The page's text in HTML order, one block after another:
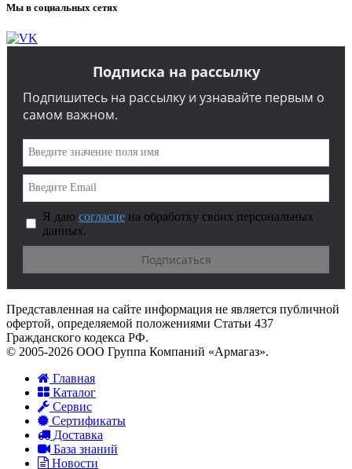
Мы в социальных сетях
Подписка на рассылку
Подпишитесь на рассылку и узнавайте первым о
самом важном.
Я даю согласие на обработку своих персональных
данных.
Представленная на сайте информация не является публичной
офертой, определяемой положениями Статьи 437
Гражданского кодекса РФ.
© 2005-2026 ООО Группа Компаний «Армагаз».
Главная
Каталог
Сервис
Сертификаты
Доставка
База знаний
Новости